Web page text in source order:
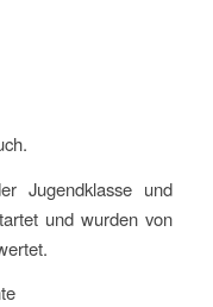
Jugendklasse und
und wurden von